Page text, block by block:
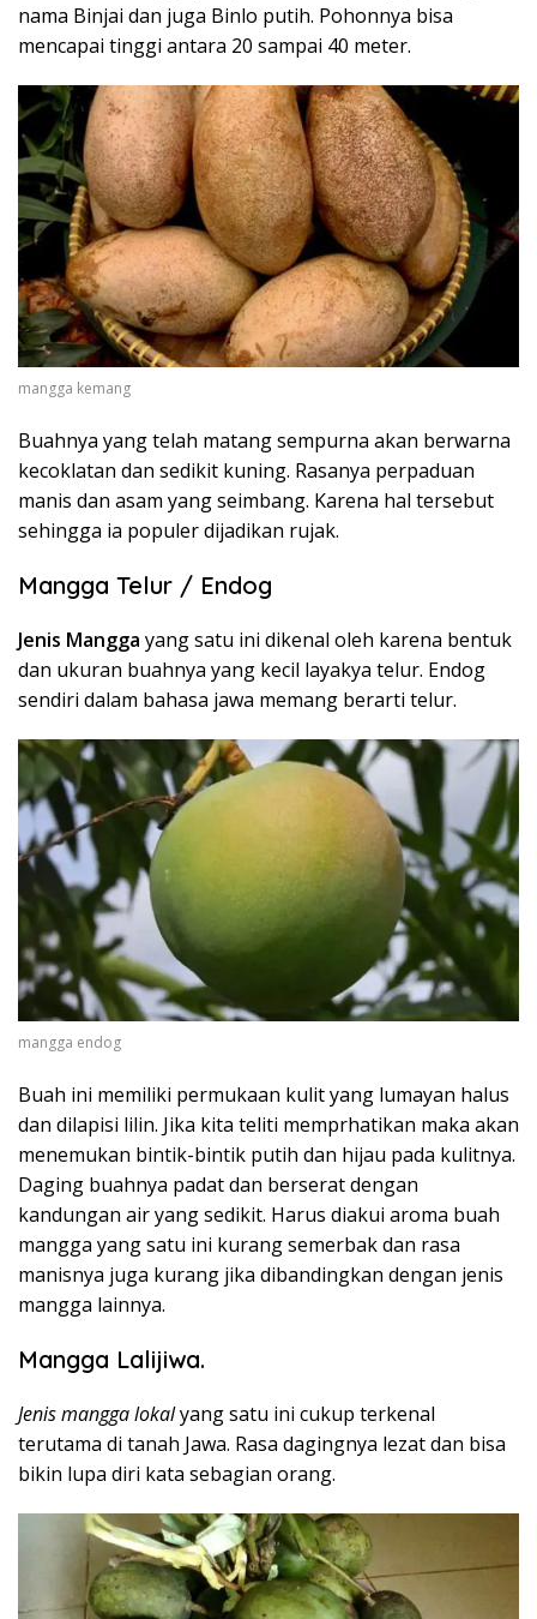
nama Binjai dan juga Binlo putih. Pohonnya bisa
mencapai tinggi antara 20 sampai 40 meter.
mangga kemang
Buahnya yang telah matang sempurna akan berwarna
kecoklatan dan sedikit kuning. Rasanya perpaduan
manis dan asam yang seimbang. Karena hal tersebut
sehingga ia populer dijadikan rujak.
Mangga Telur / Endog
Jenis Mangga yang satu ini dikenal oleh karena bentuk
dan ukuran buahnya yang kecil layakya telur. Endog
sendiri dalam bahasa jawa memang berarti telur.
mangga endog
Buah ini memiliki permukaan kulit yang lumayan halus
dan dilapisi lilin. Jika kita teliti memprhatikan maka akan
menemukan bintik-bintik putih dan hijau pada kulitnya.
Daging buahnya padat dan berserat dengan
kandungan air yang sedikit. Harus diakui aroma buah
mangga yang satu ini kurang semerbak dan rasa
manisnya juga kurang jika dibandingkan dengan jenis
mangga lainnya.
Mangga Lalijiwa.
Jenis mangga lokalyang satu ini cukup terkenal
terutama di tanah Jawa. Rasa dagingnya lezat dan bisa
bikin lupa diri kata sebagian orang.